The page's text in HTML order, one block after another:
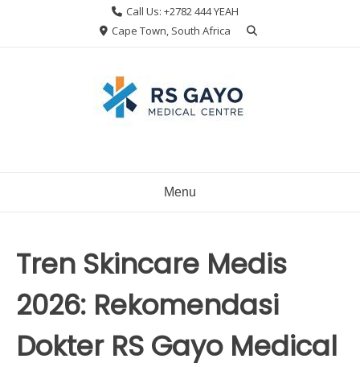
Call Us: +2782 444 YEAH
Cape Town, South Africa
Menu
Tren Skincare Medis
2026: Rekomendasi
Dokter RS Gayo Medical